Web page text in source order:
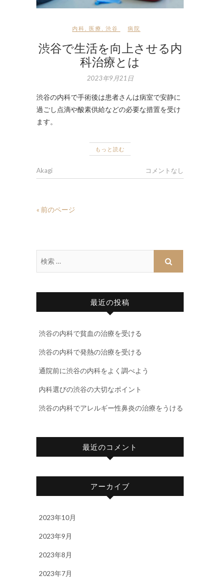
内科 医療 渋谷 病院
渋谷で生活を向上させる内
科治療とは
2023年9月21日
渋谷の内科で手術後は患者さんは病室で安静に
過ごし点滴や酸素供給などの必要な措置を受け
ます。
もっと読む
Akagi コメントなし
« 前のページ
最近の投稿
渋谷の内科で貧血の治療を受ける
渋谷の内科で発熱の治療を受ける
通院前に渋谷の内科をよく調べよう
内科選びの渋谷の大切なポイント
渋谷の内科でアレルギー性鼻炎の治療をうける
最近のコメント
アーカイブ
2023年10月
2023年9月
2023年8月
2023年7月